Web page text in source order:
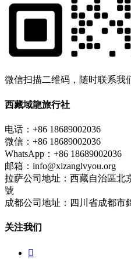
微信扫描二维码，随时联系我
西藏域龍旅行社
电话：+86 18689002036
微信：+86 18689002036
WhatsApp：+86 18689002036
邮箱：info@xizanglvyou.org
拉萨公司地址：西藏自治區北
號
成都公司地址：四川省成都市
关注我们
